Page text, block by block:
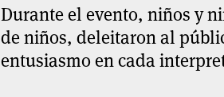
Durante el evento, niños y
de niños, deleitaron al
entusiasmo en cada